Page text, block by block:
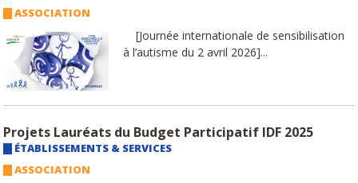
ASSOCIATION
[Journée internationale de sensibilisation
à l’autisme du 2 avril 2026]...
Projets Lauréats du Budget Participatif IDF 2025
ÉTABLISSEMENTS & SERVICES
ASSOCIATION